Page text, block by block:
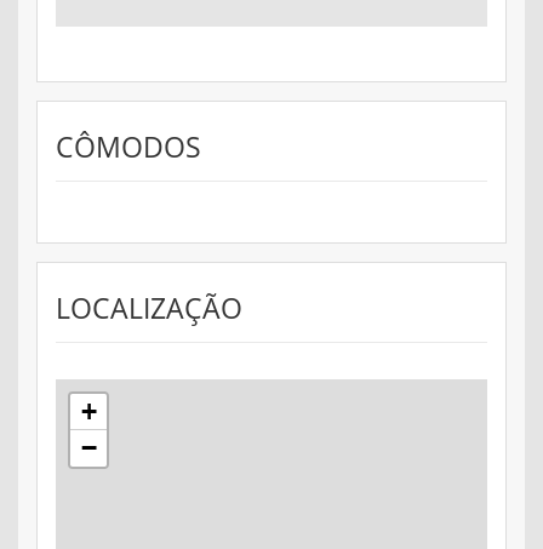
CÔMODOS
LOCALIZAÇÃO
+
−